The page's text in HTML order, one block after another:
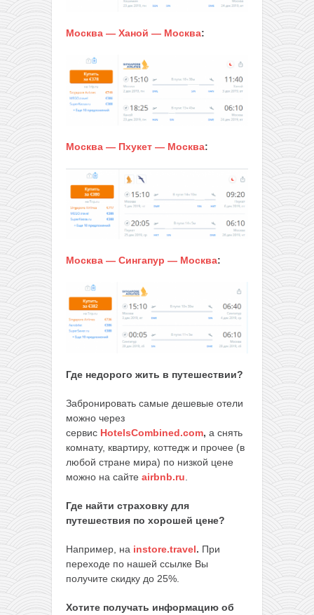
Москва — Ханой — Москва:
Москва — Пхукет — Москва:
Москва — Сингапур — Москва:
Где недорого жить в путешествии?
Забронировать самые дешевые отели
можно через
сервис HotelsCombined.com, а снять
комнату, квартиру, коттедж и прочее (в
любой стране мира) по низкой цене
можно на сайте airbnb.ru
Где найти страховку для
путешествия по хорошей цене?
Например, на instore.travel. При
переходе по нашей ссылке Вы
получите скидку до 25%.
Хотите получать информацию об